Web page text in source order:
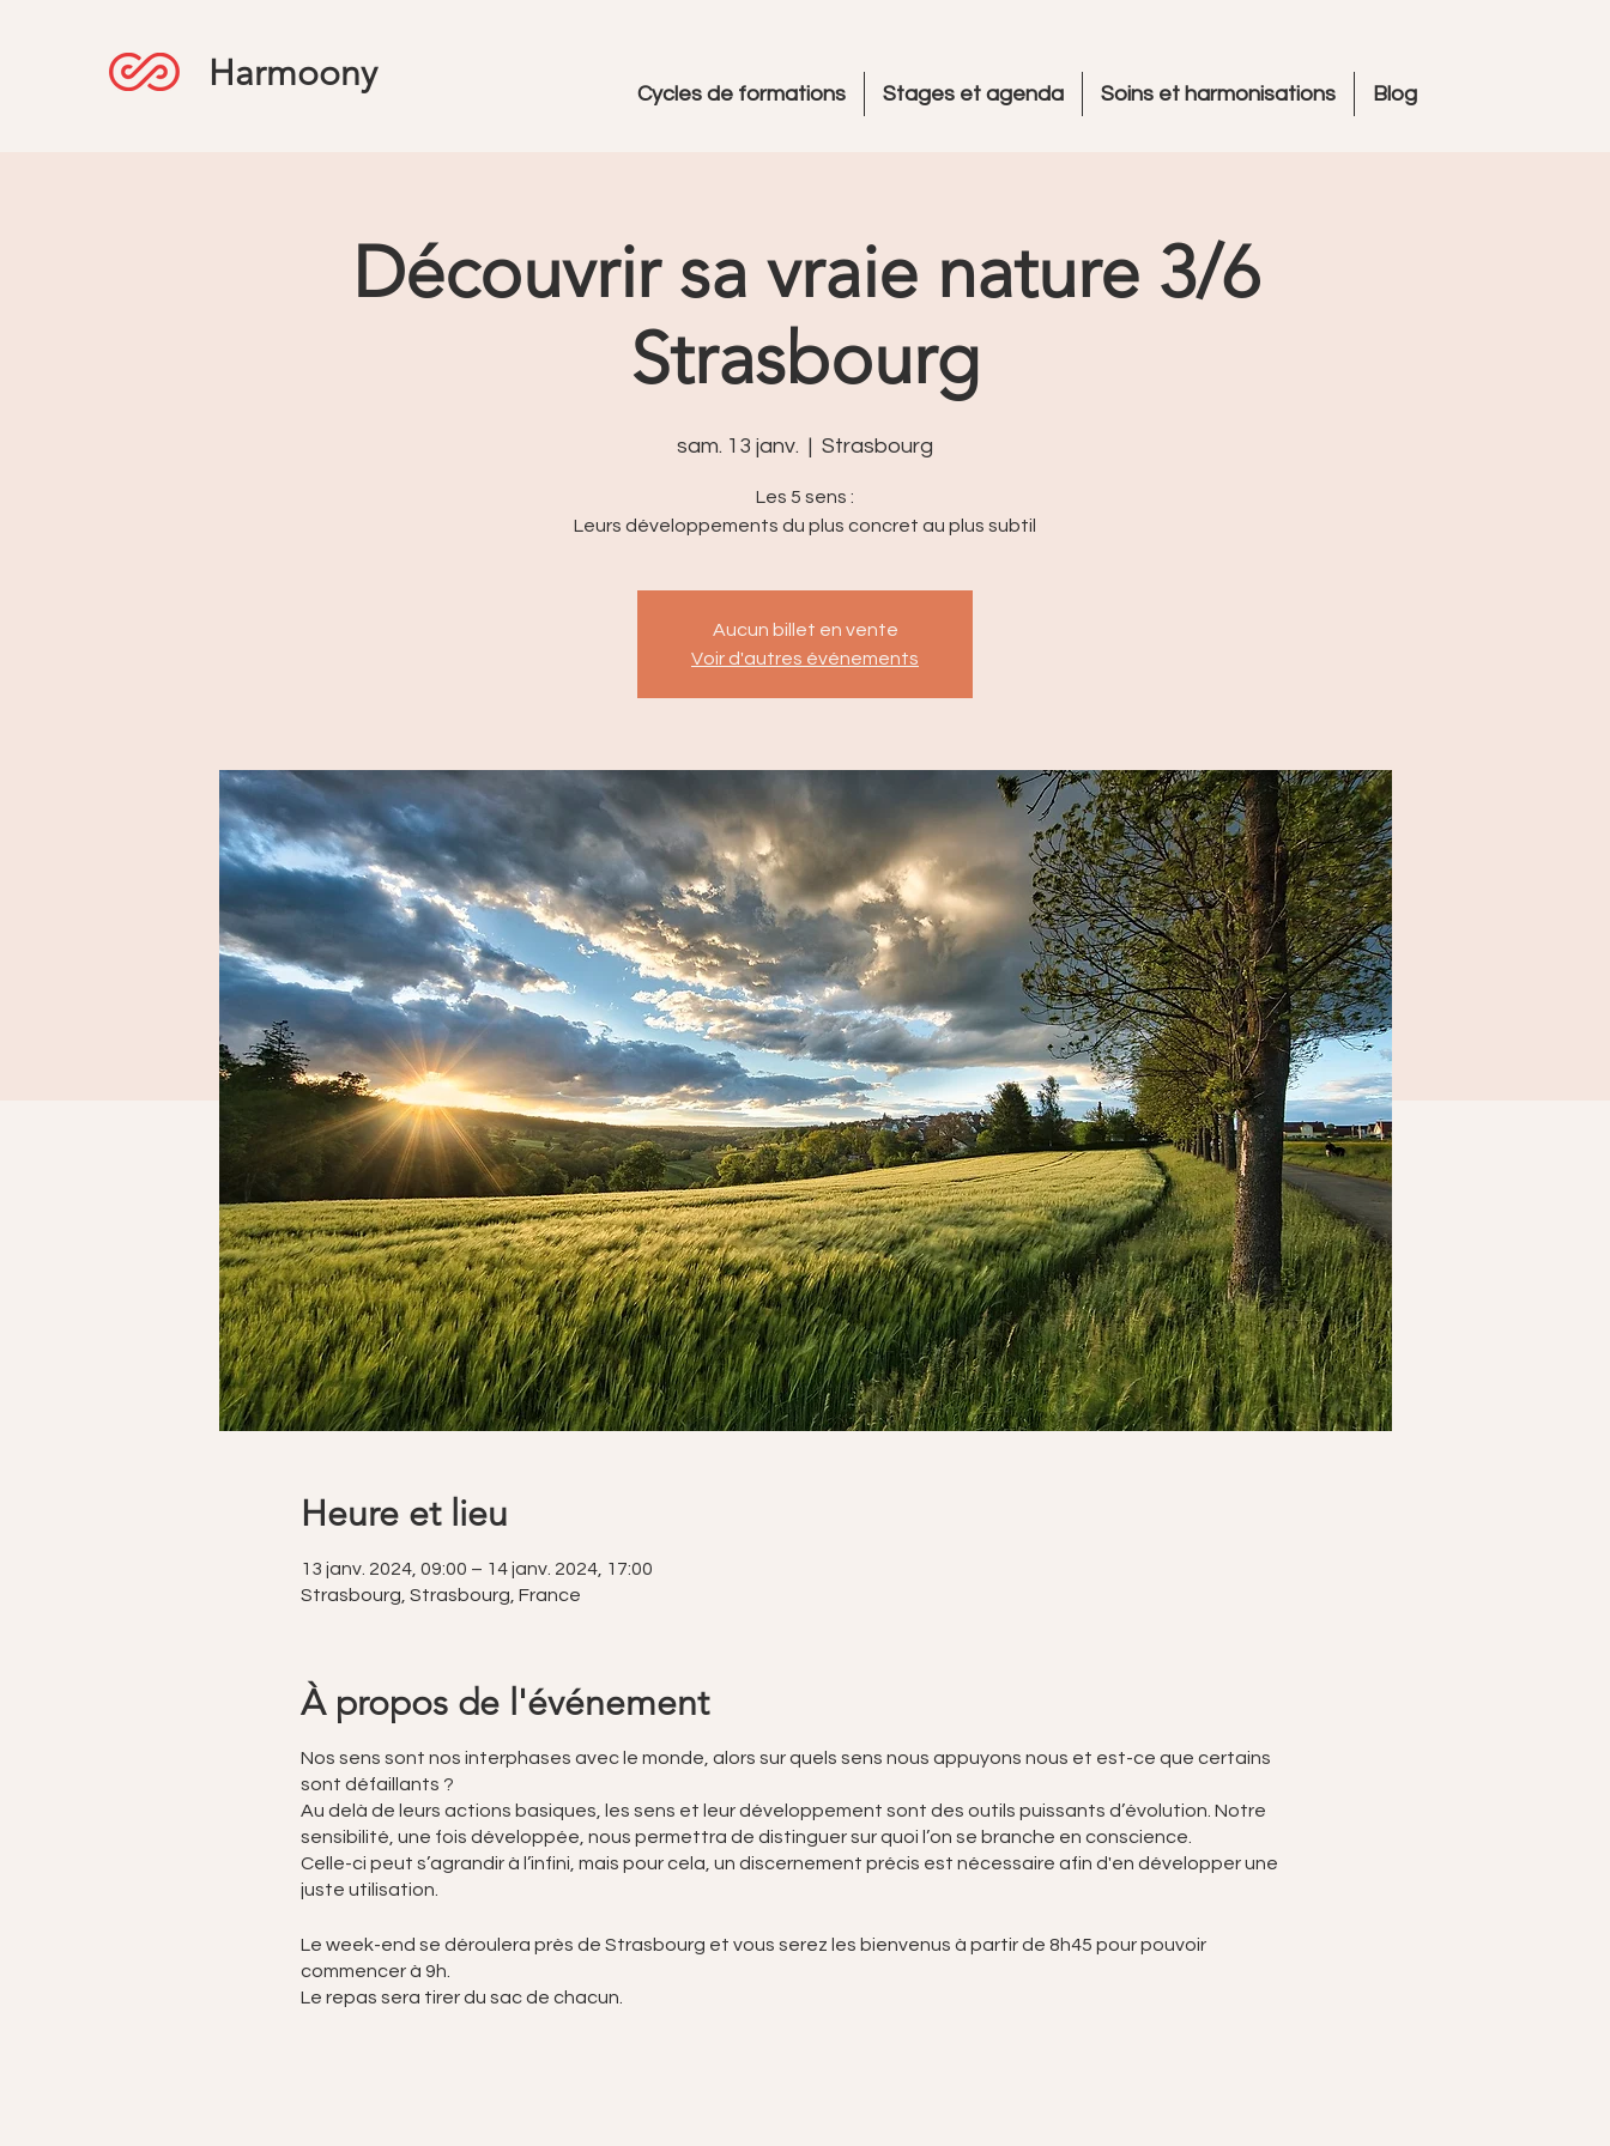
Harmoony Cycles de formations Stages et agenda Soins et harmonisations Blog
Découvrir sa vraie nature 3/6
Strasbourg
sam. 13 janv.
  |
Strasbourg
Les 5 sens :
Aucun billet en vente
Voir d'autres événements
Heure et lieu
13 janv. 2024, 09:00 – 14 janv. 2024, 17:00
Strasbourg, Strasbourg, France
À propos de l'événement
Nos sens sont nos interphases avec le monde, alors sur quels sens nous appuyons nous et est-ce que certains
sont défaillants ?
Au delà de leurs actions basiques, les sens et leur développement sont des outils puissants d’évolution. Notre
sensibilité, une fois développée, nous permettra de distinguer sur quoi l’on se branche en conscience.
Celle-ci peut s’agrandir à l’infini, mais pour cela, un discernement précis est nécessaire afin d'en développer une
juste utilisation.
Le week-end se déroulera près de Strasbourg et vous serez les bienvenus à partir de 8h45 pour pouvoir
commencer à 9h.
Le repas sera tirer du sac de chacun.